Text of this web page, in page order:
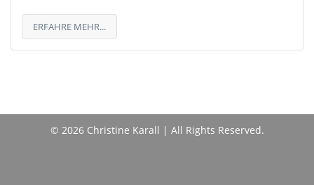
ERFAHRE MEHR...
© 2026 Christine Karall | All Rights Reserved.